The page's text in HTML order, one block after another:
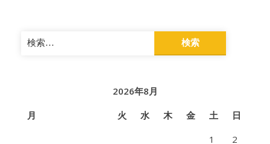
検
索:
2026年8月
月
火 水 木 金 土
日
1
2